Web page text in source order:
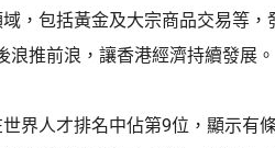
，包括黃金及大宗商品交易等，
推前浪，讓香港經濟持續發展。
界人才排名中佔第9位，顯示有